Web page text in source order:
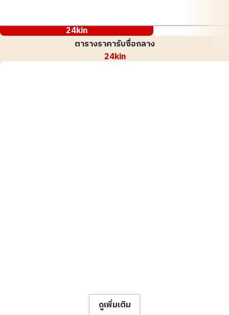
24kin
ตารางราคารับซื้อกลาง
24kin
ดูเพิ่มเติม